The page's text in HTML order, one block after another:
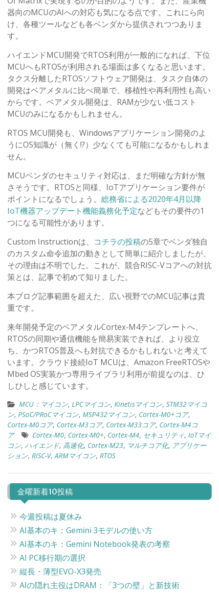
器向のMCUのAIへの対応も気になる点です。これにら向
け、各種ツールなども各ベンダから提供されつつありま
す。
ハイエンドMCU開発でRTOS利用が一般的になれば、下位
MCUへもRTOSが利用される場面は多くなると思います。
タクス分離したRTOSソフトウェア開発は、タスク自体の
開発はベアメタルに比べ簡単で、移植性や再利用性も高い
からです。ベアメタル開発は、RAMが少ない低コスト
MCUのみになるかもしれません。
RTOS MCU開発も、Windowsアプリケーション開発のよ
うにOS知識が（無く!?）少なくても可能になるかもしれま
せん。
MCUベンダのセキュリティ対応は、まだ明確な方針が無
さそうです。RTOSと同様、IoTアプリケーション要件が
ポイントになるでしょう。 総務省による2020年4月以降
IoT機器アップデート機能義務化予定などもその要件の1
つになる可能性があります。
Custom Instructionは、 コチラの投稿の5章でベンダ独自
のカスタム命令追加の動きとして簡単に紹介しましたが、
その理由は不明でした。これが、競合RISC-Vコアへの対抗
策とは、記事で初めて知りました。
本ブログ記事範囲を超えた、広い視野でのMCU記事は貴
重です。
来年開発予定のベアメタルCortex-M4テンプレートへ、
RTOSの同期や通信機能を簡易実装できれば、より役立
ち、かつRTOS普及へも対抗できるかもしれないと考えて
います。クラウド接続IoT MCUは、Amazon FreeRTOSや
Mbed OS実装かつ専用ライブラリ利用が前提なのは、ひ
しひしと感じています。
MCU：マイコン, LPCマイコン, Kinetisマイコン, STM32マイコ
ン, PSoC/PRoCマイコン, MSP432マイコン, Cortex-M0+コア,
Cortex-M0コア, Cortex-M3コア, Cortex-M33コア, Cortex-M4コ
ア
Cortex-M0, Cortex-M0+, Cortex-M4, セキュリティ, IoTマイ
コン, ハイエンド, 高速化, Cortex-M23, マルチコア化, アプリケー
ション, RISC-V,ARMマイコン, RTOS
金曜新着10投稿
今週投稿は夏休み
AI基本のキ：Gemini 3モデルの使い方
AI基本のキ：Gemini Notebook発表の考察
AI PC移行期の選択
縦長・薄型EVO-X3発売
AIの隠れ主役はDRAM：「3つの壁」と新技術